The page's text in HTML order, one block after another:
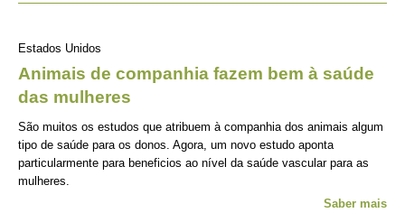
Estados Unidos
Animais de companhia fazem bem à saúde
das mulheres
São muitos os estudos que atribuem à companhia dos animais algum
tipo de saúde para os donos. Agora, um novo estudo aponta
particularmente para beneficios ao nível da saúde vascular para as
mulheres.
Saber mais